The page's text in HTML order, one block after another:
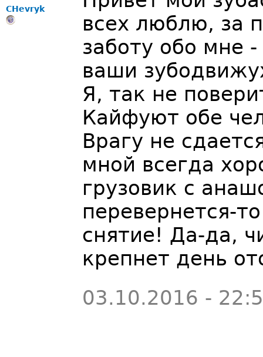
CHevryk
всех люблю, за
заботу обо мне
ваши
Я, так не
Кайфуют обе
Врагу не
мной всегда
грузовик с
перевернется-
снятие! Да-да,
крепнет день
03.10.2016 -